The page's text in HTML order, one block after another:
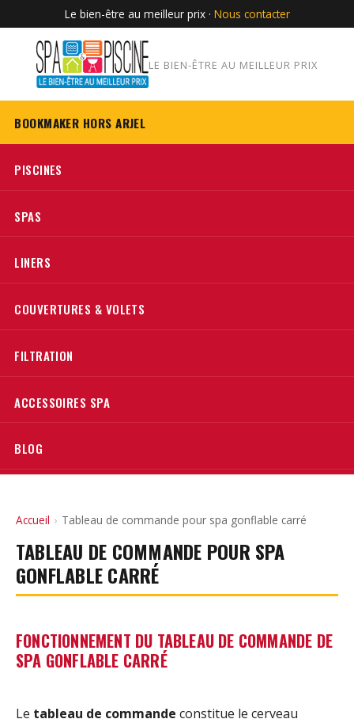
Le bien-être au meilleur prix · Nous contacter
LE BIEN-ÊTRE AU MEILLEUR PRIX
BOOKMAKER HORS ARJEL
PISCINES
SPAS
LINERS
COUVERTURES & VOLETS
FILTRATION
ACCESSOIRES SPA
BLOG
Accueil › Tableau de commande pour spa gonflable carré
TABLEAU DE COMMANDE POUR SPA
GONFLABLE CARRÉ
FONCTIONNEMENT DU TABLEAU DE COMMANDE DE
SPA GONFLABLE CARRÉ
Le tableau de commande constitue le cerveau